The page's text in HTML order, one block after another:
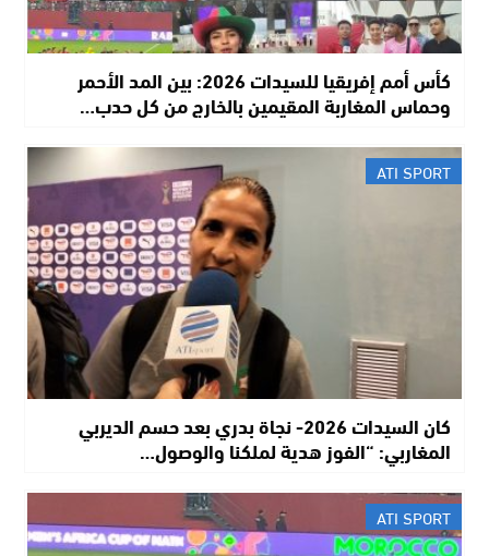
كأس أمم إفريقيا للسيدات 2026: بين المد الأحمر
وحماس المغاربة المقيمين بالخارج من كل حدب…
ATI SPORT
كان السيدات 2026- نجاة بدري بعد حسم الديربي
المغاربي: “الفوز هدية لملكنا والوصول…
ATI SPORT